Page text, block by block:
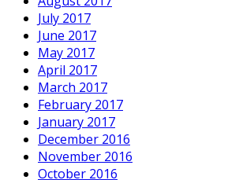
July 2017
June 2017
May 2017
April 2017
March 2017
February 2017
January 2017
December 2016
November 2016
October 2016